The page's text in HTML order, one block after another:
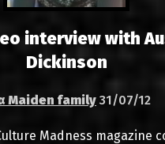
interview with
Dickinson
Maiden family 31/07/12
Madness magazine